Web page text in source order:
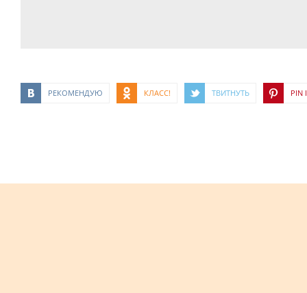
РЕКОМЕНДУЮ КЛАСС! ТВИТНУТЬ PIN